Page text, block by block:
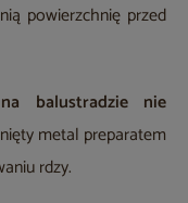
powierzchnię przed
balustradzie nie
metal preparatem
rdzy.